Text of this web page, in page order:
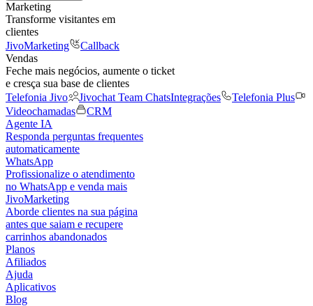
Marketing
Transforme visitantes em
clientes
JivoMarketing
Callback
Vendas
Feche mais negócios, aumente o ticket
e cresça sua base de clientes
Telefonia Jivo
Jivochat Team ChatsIntegrações
Telefonia Plus
Videochamadas
CRM
Agente IA
Responda perguntas frequentes
automaticamente
WhatsApp
Profissionalize o atendimento
no WhatsApp e venda mais
JivoMarketing
Aborde clientes na sua página
antes que saiam e recupere
carrinhos abandonados
Planos
Afiliados
Ajuda
Aplicativos
Blog